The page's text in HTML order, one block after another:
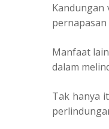
Kandungan
Manfaat
dalam
Tak hanya